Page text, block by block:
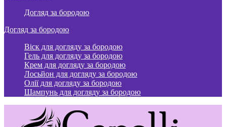
Догляд за бородою
Догляд за бородою
Віск для догляду за бородою
Гель для догляду за бородою
Крем для догляду за бородою
Лосьйон для догляду за бородою
Олії для догляду за бородою
Шампунь для догляду за бородою